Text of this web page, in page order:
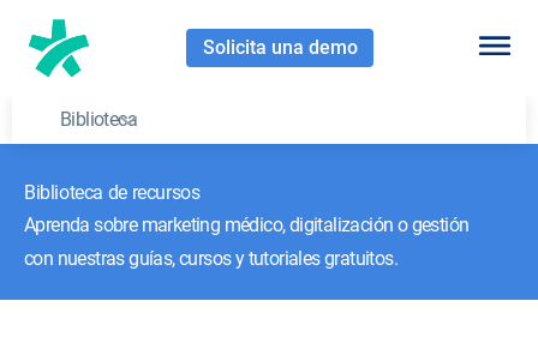
Solicita una demo
Biblioteca
Biblioteca de recursos
Aprenda sobre marketing médico, digitalización o gestión
con nuestras guías, cursos y tutoriales gratuitos.